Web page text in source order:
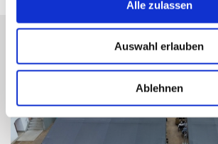
Alle zulassen
Auswahl erlauben
Ablehnen